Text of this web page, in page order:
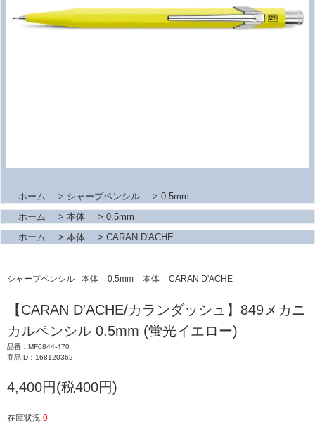
ホーム > シャープペンシル > 0.5mm
ホーム
> 本体 > 0.5mm
ホーム
> 本体 > CARAN D'ACHE
シャープペンシル 本体 0.5mm 本体 CARAN D'ACHE
【CARAN D'ACHE/カランダッシュ】849メカニ
カルペンシル 0.5mm (蛍光イエロー)
品番：MF0844-470
商品ID：168120362
4,400円(税400円)
在庫状況 0